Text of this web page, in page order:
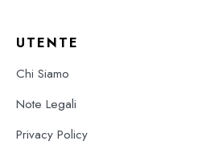
UTENTE
Chi Siamo
Note Legali
Privacy Policy